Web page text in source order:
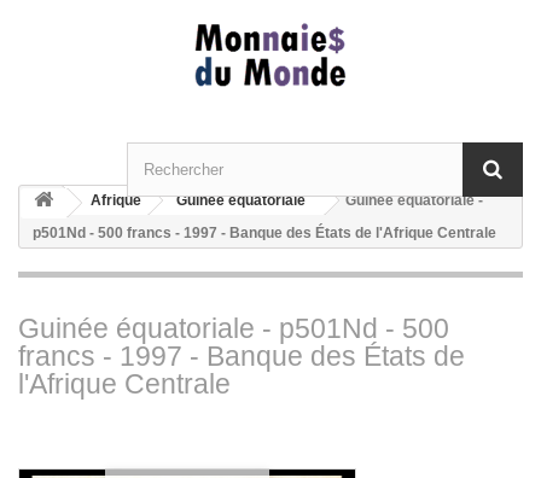
Afrique Guinée équatoriale
Guinée équatoriale -
p501Nd - 500 francs - 1997 - Banque des États de l'Afrique Centrale
Guinée équatoriale - p501Nd - 500
francs - 1997 - Banque des États de
l'Afrique Centrale